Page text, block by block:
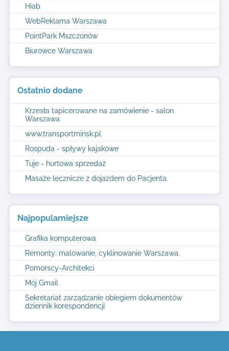
Hiab
WebReklama Warszawa
PointPark Mszczonów
Biurowce Warszawa
Ostatnio dodane
Krzesła tapicerowane na zamówienie - salon
Warszawa
www.transportminsk.pl
Rospuda - spływy kajakowe
Tuje - hurtowa sprzedaż
Masaże lecznicze z dojazdem do Pacjenta.
Najpopularniejsze
Grafika komputerowa
Remonty: malowanie, cyklinowanie Warszawa.
Pomorscy-Architekci
Mój Gmail
Sekretariat zarządzanie obiegiem dokumentów
dziennik korespondencji